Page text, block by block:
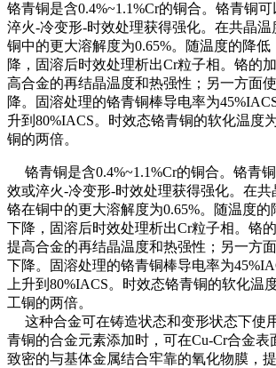
铬青铜是含0.4%~1.1%Cr的铜合。铬青铜
淬火-冷变形-时效处理获得强化。在共晶
铜中的更大溶解度为0.65%。随温度的降
降，固溶后时效处理析出Cr粒子相。铬的
高合金的再结晶温度和热强性；另一方面
降。固溶处理的铬青铜棒导电率为
升到80%IACS。时效态铬青铜的软化温度
铜的两倍。
铬青铜是含0.4%~1.1%Cr的铜合。铬青
效或淬火-冷变形-时效处理获得强化。在共
铬在铜中的更大溶解度为0.65%。随温度的
下降，固溶后时效处理析出Cr粒子相。铬
提高合金的再结晶温度和热强性；另一方
下降。固溶处理的铬青铜棒导电率为
上升到80%IACS。时效态铬青铜的软化温
工铜的两倍。
这种合金可在铸造状态和变形状态下使
青铜的合金元素添加时，可在Cu-Cr合金表
致密的与基体金属结合牢靠的氧化物膜，